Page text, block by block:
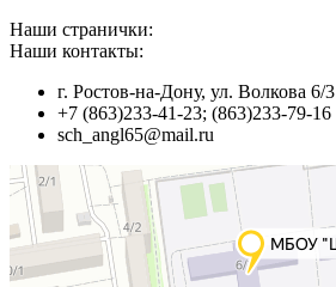
Наши странички:
Наши контакты:
г. Ростов-на-Дону, ул. Волкова 6/3
+7 (863)233-41-23; (863)233-79-16
sch_angl65@mail.ru